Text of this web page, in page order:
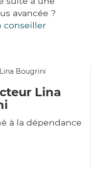
avancée ?
conseiller
Lina
à la dépendance